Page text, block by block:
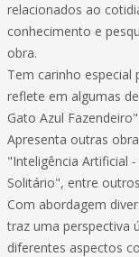
relacionados ao
conhecimento e
obra.
Tem carinho especial
reflete em algumas
Gato Azul Fazendeiro".
Apresenta outras
"Inteligência Artificial
Solitário", entre
Com abordagem
traz uma perspectiva
diferentes aspectos